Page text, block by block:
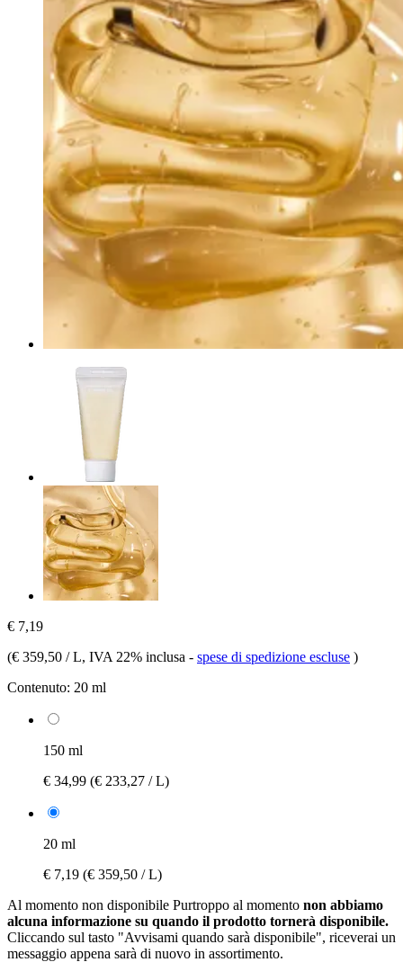
€ 7,19
(€ 359,50 / L, IVA 22% inclusa - spese di spedizione escluse )
Contenuto: 20 ml
150 ml
€ 34,99 (€ 233,27 / L)
20 ml
€ 7,19 (€ 359,50 / L)
Al momento non disponibile Purtroppo al momento non abbiamo
alcuna informazione su quando il prodotto tornerà disponibile.
Cliccando sul tasto "Avvisami quando sarà disponibile", riceverai un
messaggio appena sarà di nuovo in assortimento.